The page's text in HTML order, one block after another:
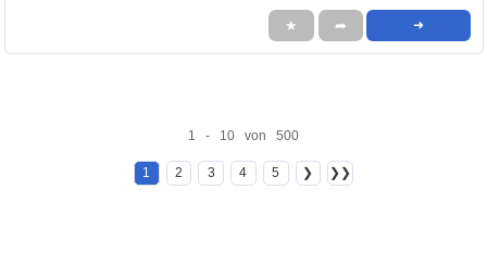
★ ➦ ➜
1 - 10 von 500
1 2 3 4 5 ❯ ❯❯